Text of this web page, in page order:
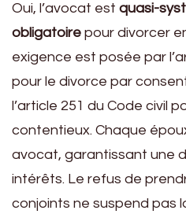
Oui, l’avocat est quasi-
obligatoire pour divorcer
exigence est posée par
pour le divorce par
l’article 251 du Code civil
contentieux. Chaque
avocat, garantissant une
intérêts. Le refus de
conjoints ne suspend pas